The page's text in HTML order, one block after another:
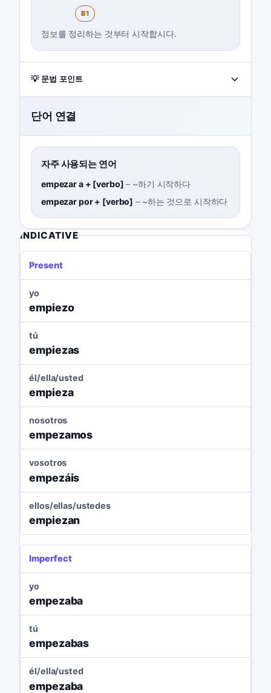
B1
정보를 정리하는 것부터 시작합시다.
💡 문법 포인트
단어 연결
자주 사용되는 연어
empezar a + [verbo] – ~하기 시작하다
empezar por + [verbo] – ~하는 것으로 시작하다
INDICATIVE
Present
yo
empiezo
tú
empiezas
él/ella/usted
empieza
nosotros
empezamos
vosotros
empezáis
ellos/ellas/ustedes
empiezan
Imperfect
yo
empezaba
tú
empezabas
él/ella/usted
empezaba